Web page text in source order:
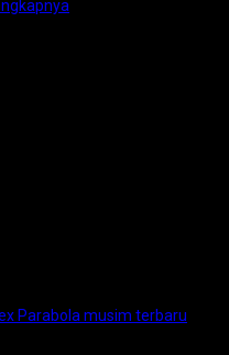
Parabola musim terbaru